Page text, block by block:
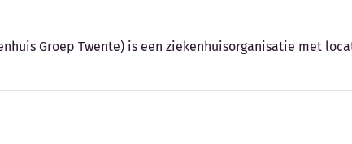
Groep Twente) is een ziekenhuisorganisatie met